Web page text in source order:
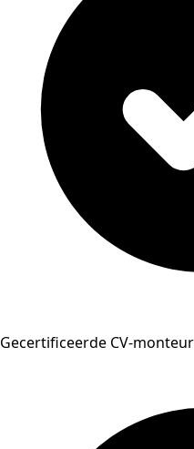
Gecertificeerde CV-